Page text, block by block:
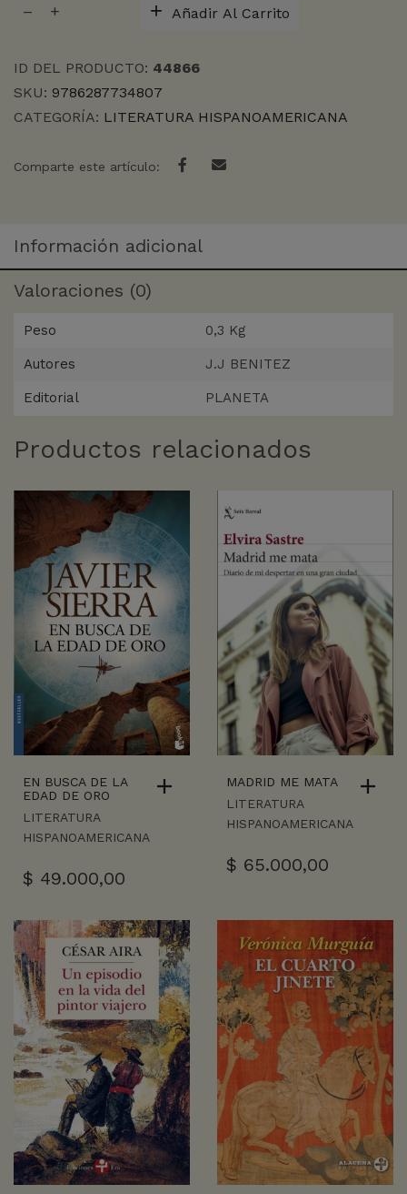
cantidad
Añadir Al Carrito
ID DEL PRODUCTO: 44866
SKU: 9786287734807
CATEGORÍA: LITERATURA HISPANOAMERICANA
Comparte este artículo:
Información adicional
Valoraciones (0)
Peso 0,3 Kg
Autores J.J BENITEZ
Editorial PLANETA
Productos relacionados
EN BUSCA DE LA
EDAD DE ORO
LITERATURA
HISPANOAMERICANA
$ 49.000,00
MADRID ME MATA
LITERATURA
HISPANOAMERICANA
$ 65.000,00